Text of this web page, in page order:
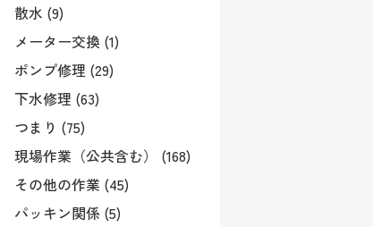
散水 (9)
メーター交換 (1)
ポンプ修理 (29)
下水修理 (63)
つまり (75)
現場作業（公共含む） (168)
その他の作業 (45)
パッキン関係 (5)